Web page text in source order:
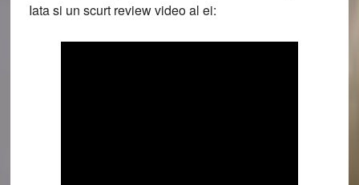
Iata si un scurt review video al ei: